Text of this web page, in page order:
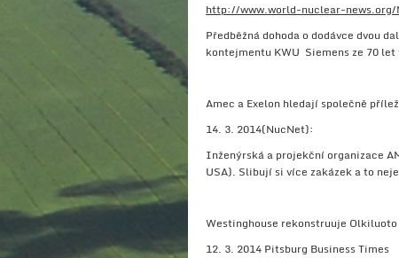
http://www.world-nuclear-
Předběžná dohoda o dodávce dvou
kontejmentu KWU Siemens ze 70 let
Amec a Exelon hledají společně
14. 3. 2014(NucNet):
Inženýrská a projekční organizace
USA). Slibují si více zakázek a to
Westinghouse rekonstruuje Olkiluoto
12. 3. 2014 Pitsburg Business Times